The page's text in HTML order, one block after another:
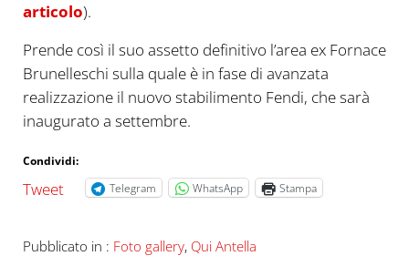
articolo).
Prende così il suo assetto definitivo l’area ex Fornace
Brunelleschi sulla quale è in fase di avanzata
realizzazione il nuovo stabilimento Fendi, che sarà
inaugurato a settembre.
Condividi:
Tweet Telegram WhatsApp Stampa
Pubblicato in : Foto gallery, Qui Antella